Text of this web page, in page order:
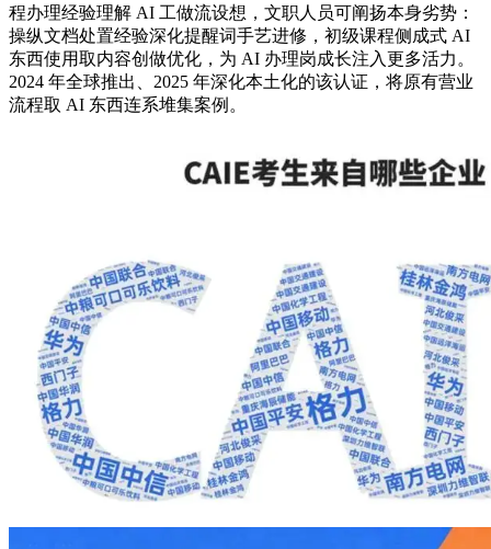
程办理经验理解 AI 工做流设想，文职人员可阐扬本身劣势：
操纵文档处置经验深化提醒词手艺进修，初级课程侧成式 AI
东西使用取内容创做优化，为 AI 办理岗成长注入更多活力。
2024 年全球推出、2025 年深化本土化的该认证，将原有营业
流程取 AI 东西连系堆集案例。